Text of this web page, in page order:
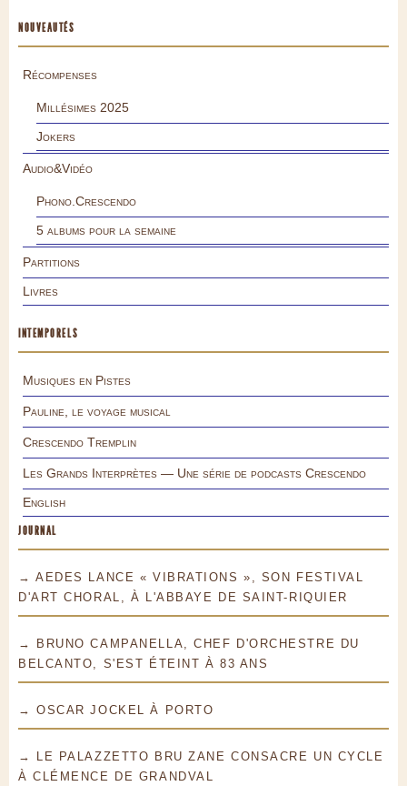
NOUVEAUTÉS
Récompenses
Millésimes 2025
Jokers
Audio&Vidéo
Phono.Crescendo
5 albums pour la semaine
Partitions
Livres
INTEMPORELS
Musiques en Pistes
Pauline, le voyage musical
Crescendo Tremplin
Les Grands Interprètes — Une série de podcasts Crescendo
English
JOURNAL
→ AEDES LANCE « VIBRATIONS », SON FESTIVAL
D'ART CHORAL, À L'ABBAYE DE SAINT-RIQUIER
→ BRUNO CAMPANELLA, CHEF D'ORCHESTRE DU
BELCANTO, S'EST ÉTEINT À 83 ANS
→ OSCAR JOCKEL À PORTO
→ LE PALAZZETTO BRU ZANE CONSACRE UN CYCLE
À CLÉMENCE DE GRANDVAL